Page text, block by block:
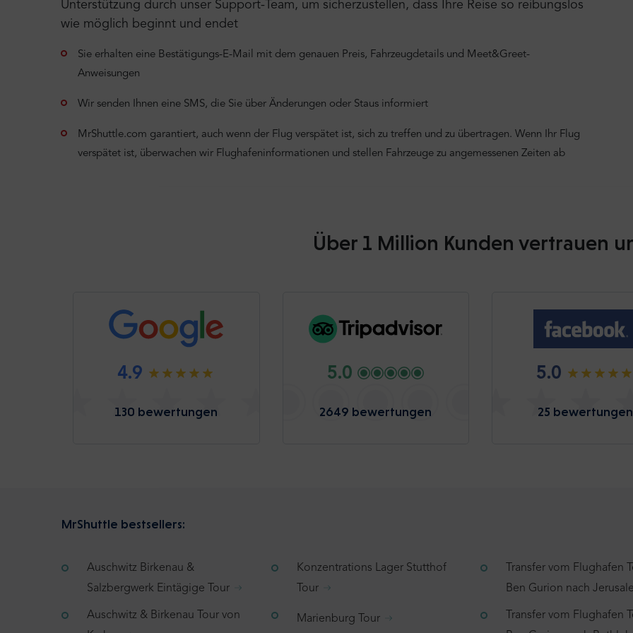
Unterstützung durch unser Support-Team, um sicherzustellen, dass Ihre Reise so reibungslos
wie möglich beginnt und endet
Sie erhalten eine Bestätigungs-E-Mail mit dem genauen Preis, Fahrzeugdetails und Meet&Greet-
Anweisungen
Wir senden Ihnen eine SMS, die Sie über Änderungen oder Staus informiert
MrShuttle.com garantiert, auch wenn der Flug verspätet ist, sich zu treffen und zu übertragen. Wenn Ihr Flug
verspätet ist, überwachen wir Flughafeninformationen und stellen Fahrzeuge zu angemessenen Zeiten ab
Über 1 Million Kunden vertrauen
4.9
130 bewertungen
5.0
2649 bewertungen
5.0
25 bewertungen
MrShuttle bestsellers:
Auschwitz Birkenau &
Salzbergwerk Eintägige Tour
Auschwitz & Birkenau Tour von
Konzentrations Lager Stutthof
Tour
Marienburg Tour
Transfer vom Flughafen
Ben Gurion nach
Transfer vom Flughafen